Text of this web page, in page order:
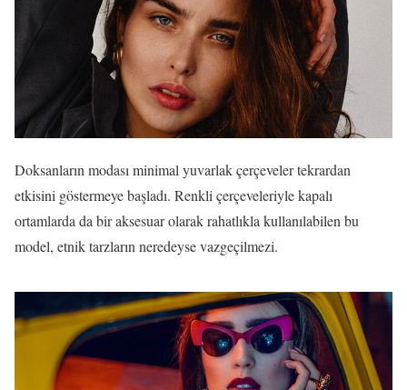
Doksanların modası minimal yuvarlak çerçeveler tekrardan
etkisini göstermeye başladı. Renkli çerçeveleriyle kapalı
ortamlarda da bir aksesuar olarak rahatlıkla kullanılabilen bu
model, etnik tarzların neredeyse vazgeçilmezi.